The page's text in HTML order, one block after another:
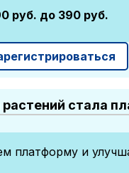
руб. до 390 руб.
стала
платформу и